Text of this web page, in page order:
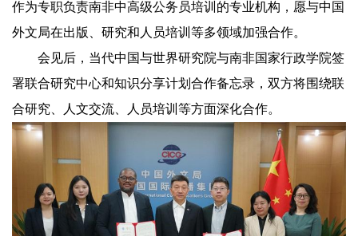
作为专职负责南非中高级公务员培训的专业机构，愿与中国
外文局在出版、研究和人员培训等多领域加强合作。
会见后，当代中国与世界研究院与南非国家行政学院签
署联合研究中心和知识分享计划合作备忘录，双方将围绕联
合研究、人文交流、人员培训等方面深化合作。